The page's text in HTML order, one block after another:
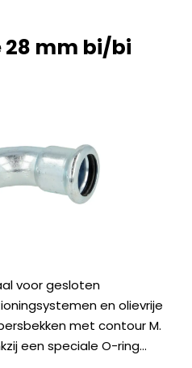
mm bi/bi
voor gesloten
en olievrije
met contour M.
een speciale O-ring...